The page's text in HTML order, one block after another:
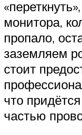
монитора,
пропало,
заземляем
стоит
что
частью